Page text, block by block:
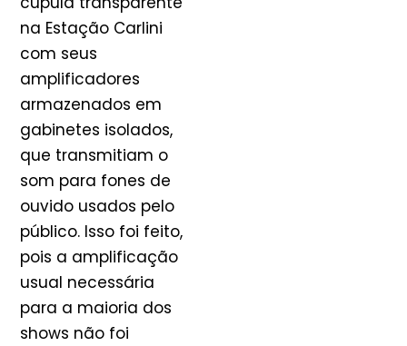
na Estação Carlini
com seus
amplificadores
armazenados em
gabinetes isolados,
que transmitiam o
som para fones de
ouvido usados ​​pelo
público. Isso foi feito,
pois a amplificação
usual necessária
para a maioria dos
shows não foi